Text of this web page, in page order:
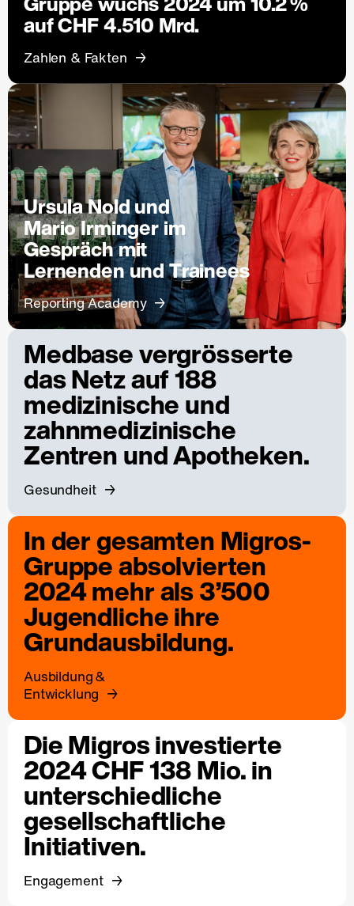
auf CHF 4.510 Mrd.
Zahlen & Fakten
Ursula Nold und
Mario Irminger im
Gespräch mit
Lernenden und Trainees
Reporting Academy
Medbase vergrösserte
das Netz auf 188
medizinische und
zahnmedizinische
Zentren und Apotheken.
Gesundheit
In der gesamten Migros-
Gruppe absolvierten
2024 mehr als 3’500
Jugendliche ihre
Grundausbildung.
Ausbildung &
Entwicklung
Die Migros investierte
2024 CHF 138 Mio. in
unterschiedliche
gesellschaftliche
Initiativen.
Engagement